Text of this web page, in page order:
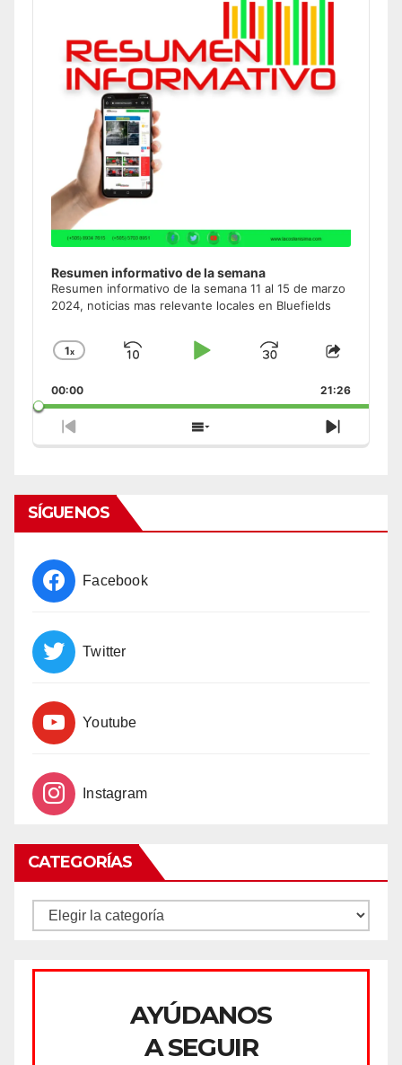
Resumen informativo de la semana
Resumen informativo de la semana 11 al 15 de marzo
2024, noticias mas relevante locales en Bluefields
Change
Rate
1x
Skip
Play
Jump
Forward
Share
Episode
00:00 21:26
Previous
Episode
Show
Episodes
Next
Episode
SÍGUENOS
Facebook
Twitter
Youtube
Instagram
CATEGORÍAS
CATEGORÍAS
AYÚDANOS
A SEGUIR